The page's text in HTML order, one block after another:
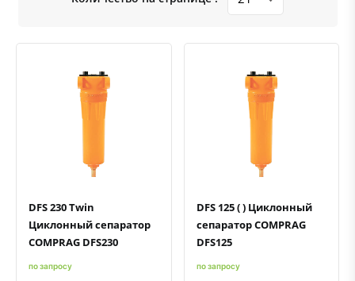
DFS 230 Twin
Циклонный сепаратор
COMPRAG DFS230
по запросу
DFS 125 ( ) Циклонный
сепаратор COMPRAG
DFS125
по запросу